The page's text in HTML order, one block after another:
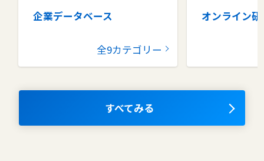
企業データベース
グループウェア
コラボレーションツール
ナレッジマネジメントツール
全9カテゴリー
オンライン研
タレントマ
OKRツール
すべてみる